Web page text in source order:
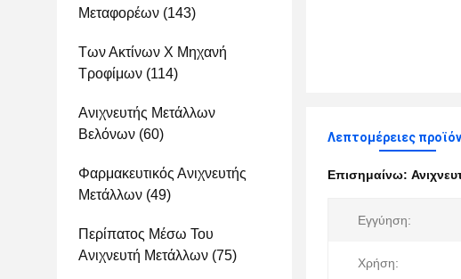
Μεταφορέων (143)
Των Ακτίνων X Μηχανή
Τροφίμων (114)
Ανιχνευτής Μετάλλων
Βελόνων (60)
Φαρμακευτικός Ανιχνευτής
Μετάλλων (49)
Περίπατος Μέσω Του
Ανιχνευτή Μετάλλων (75)
Λεπτομέρειες
Επισημαίνω:
Εγγύηση:
Χρήση: